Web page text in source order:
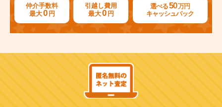
仲介手数料
最大0 円
引越し費用
最大0 円
選べる50万円
キャッシュバック